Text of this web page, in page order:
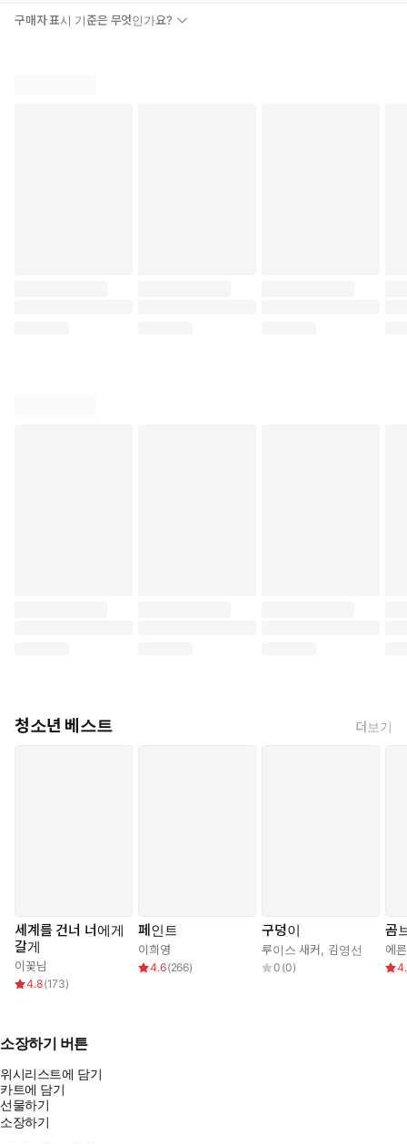
구매자 표시 기준은 무엇인가요?
청소년 베스트 더보기
세계를 건너 너에게
갈게
이꽃님
4.8(173)
페인트
이희영
4.6(266)
구덩이
루이스 새커 김영선
0 (0)
곰
소장하기 버튼
위시리스트에 담기
카트에 담기
선물하기
소장하기